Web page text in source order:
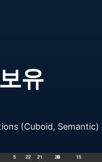
보유
(Cuboid, Semantic)